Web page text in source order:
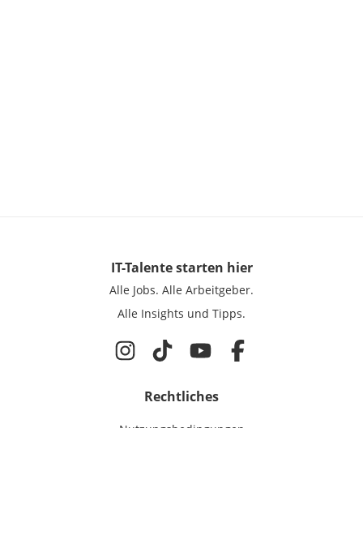
IT-Talentestarten hier
Alle Jobs. Alle Arbeitgeber.
Alle Insights und Tipps.
Rechtliches
Nutzungsbedingungen